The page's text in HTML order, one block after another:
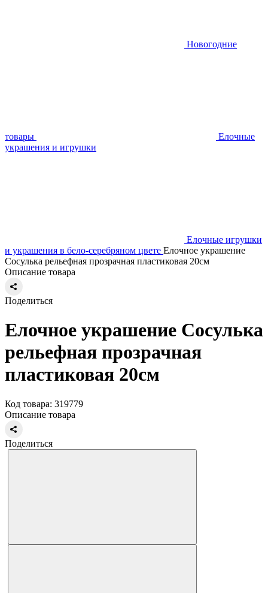
Новогодние
товары
Елочные
украшения и игрушки
Елочные игрушки
и украшения в бело-серебряном цвете Елочное украшение
Сосулька рельефная прозрачная пластиковая 20см
Описание товара
Поделиться
Елочное украшение Сосулька
рельефная прозрачная
пластиковая 20см
Код товара: 319779
Описание товара
Поделиться